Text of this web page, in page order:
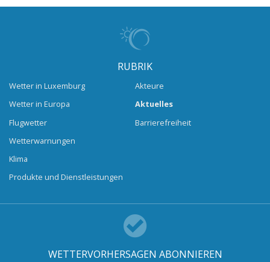
RUBRIK
Wetter in Luxemburg
Wetter in Europa
Flugwetter
Wetterwarnungen
Klima
Produkte und Dienstleistungen
Akteure
Aktuelles
Barrierefreiheit
WETTERVORHERSAGEN ABONNIEREN